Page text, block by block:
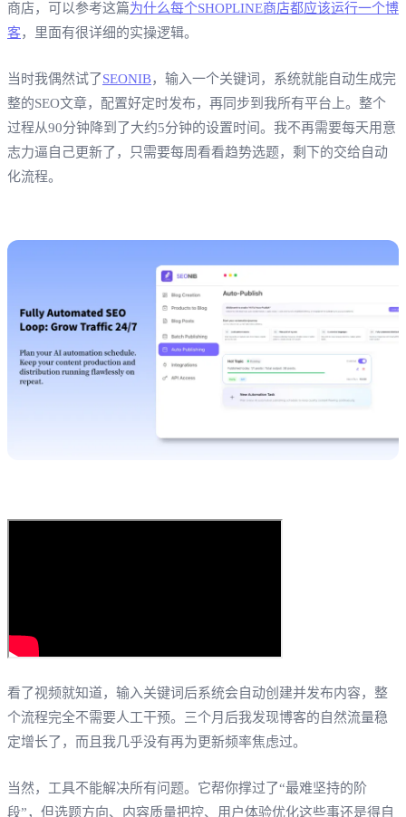
商店，可以参考这篇为什么每个SHOPLINE商店都应该运行一个博
客，里面有很详细的实操逻辑。
当时我偶然试了SEONIB，输入一个关键词，系统就能自动生成完
整的SEO文章，配置好定时发布，再同步到我所有平台上。整个
过程从90分钟降到了大约5分钟的设置时间。我不再需要每天用意
志力逼自己更新了，只需要每周看看趋势选题，剩下的交给自动
化流程。
看了视频就知道，输入关键词后系统会自动创建并发布内容，整
个流程完全不需要人工干预。三个月后我发现博客的自然流量稳
定增长了，而且我几乎没有再为更新频率焦虑过。
当然，工具不能解决所有问题。它帮你撑过了“最难坚持的阶
段”，但选题方向、内容质量把控、用户体验优化这些事还是得自